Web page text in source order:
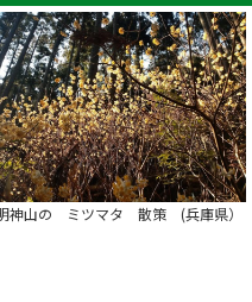
神山の ミツマタ 散策 (兵庫県）